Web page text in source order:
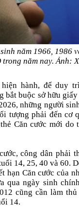
năm 1966, 1986
trong năm nay. Ảnh:
hành, để duy
bắt buộc sở hữu
những người
tượng phải đến cơ
Căn cước mới do
công dân phải
14, 25, 40 và 60.
hạn Căn cước của
qua ngày sinh
cũng cần làm
14.